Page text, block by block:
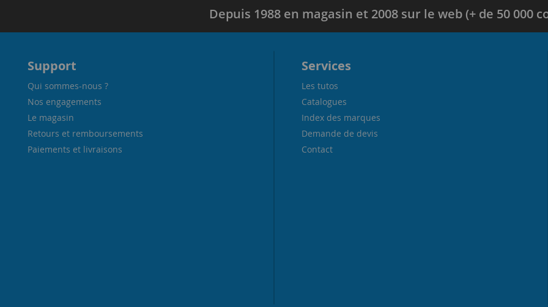
Depuis 1988 en magasin et 2008 sur le web (+ de 50 000
Support
Qui sommes-nous ?
Nos engagements
Le magasin
Retours et remboursements
Paiements et livraisons
Services
Les tutos
Catalogues
Index des marques
Demande de devis
Contact